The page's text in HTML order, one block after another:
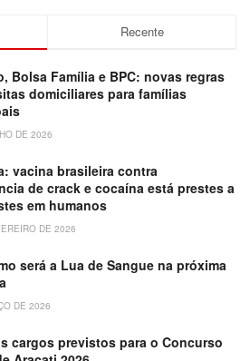
Recente
Bolsa Família e BPC: novas regras
domiciliares para famílias
DE 2026
vacina brasileira contra
de crack e cocaína está prestes a
em humanos
DE 2026
será a Lua de Sangue na próxima
DE 2026
cargos previstos para o Concurso